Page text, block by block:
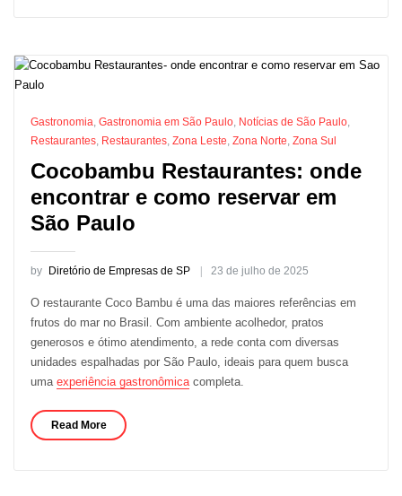
Gastronomia, Gastronomia em São Paulo, Notícias de São Paulo,
Restaurantes, Restaurantes, Zona Leste, Zona Norte, Zona Sul
Cocobambu Restaurantes: onde
encontrar e como reservar em
São Paulo
by Diretório de Empresas de SP 23 de julho de 2025
O restaurante Coco Bambu é uma das maiores referências em
frutos do mar no Brasil. Com ambiente acolhedor, pratos
generosos e ótimo atendimento, a rede conta com diversas
unidades espalhadas por São Paulo, ideais para quem busca
uma experiência gastronômicacompleta.
Read More